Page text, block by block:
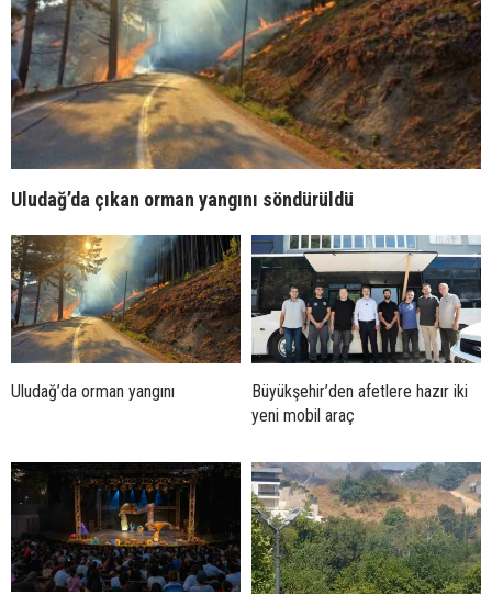
Uludağ’da çıkan orman yangını söndürüldü
Uludağ’da orman yangını
Büyükşehir’den afetlere hazır iki
yeni mobil araç